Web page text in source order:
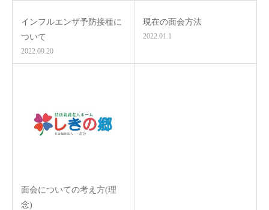
インフルエンザ予防接種に
ついて
2022.09.20
現在の面会方法
2022.01.1
面会についての考え方(理
念)